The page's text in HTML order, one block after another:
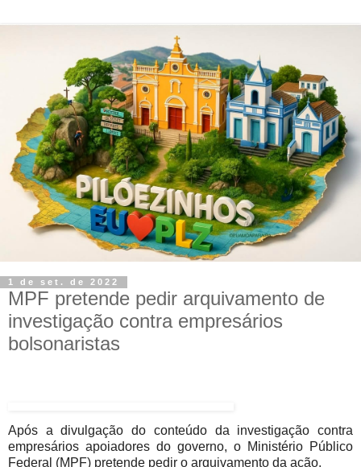
1 de set. de 2022
MPF pretende pedir arquivamento de
investigação contra empresários
bolsonaristas
Após a divulgação do conteúdo da investigação contra
empresários apoiadores do governo, o Ministério Público
Federal (MPF) pretende pedir o arquivamento da ação.